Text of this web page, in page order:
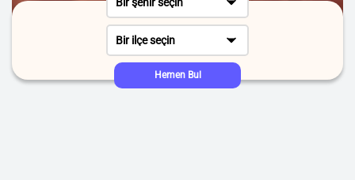
Bir ilçe seçin
Hemen Bul